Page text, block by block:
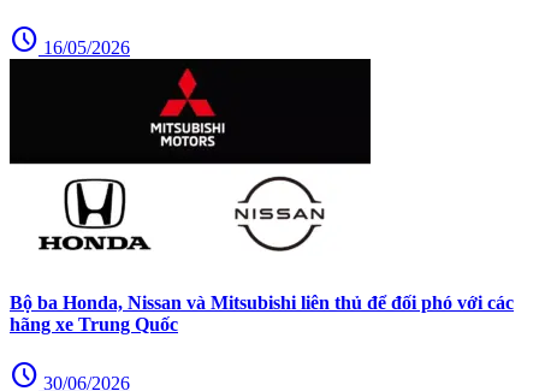
schedule 16/05/2026
Bộ ba Honda, Nissan và Mitsubishi liên thủ để đối phó với các
hãng xe Trung Quốc
schedule 30/06/2026